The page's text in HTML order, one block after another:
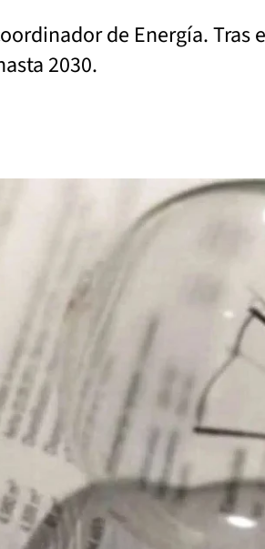
de Energía.
2030.